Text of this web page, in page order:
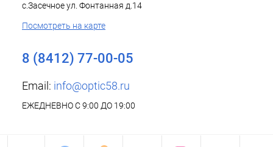
с.Засечное ул. Фонтанная д.14
Посмотреть на карте
8 (8412) 77-00-05
Email: info@optic58.ru
ЕЖЕДНЕВНО С 9:00 ДО 19:00